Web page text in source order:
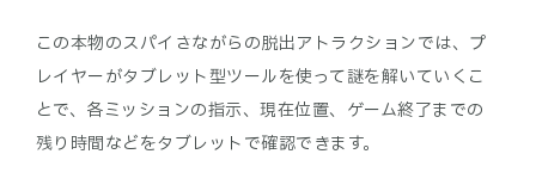
この本物のスパイさながらの脱出アトラクションでは、プ
レイヤーがタブレット型ツールを使って謎を解いていくこ
とで、各ミッションの指示、現在位置、ゲーム終了までの
残り時間などをタブレットで確認できます。